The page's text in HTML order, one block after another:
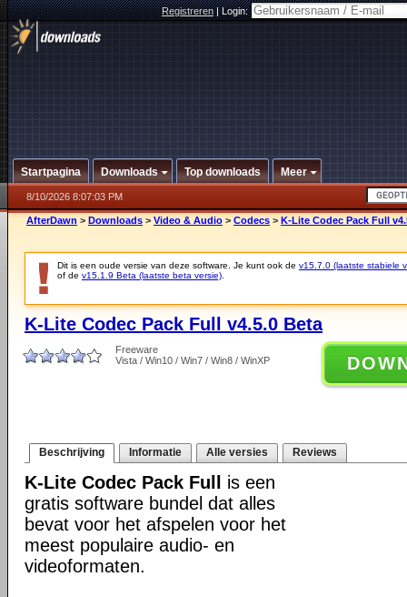
Registreren|Login:
Startpagina Downloads Top downloads Meer
8/10/2026 8:07:03 PM
AfterDawn > Downloads > Video & Audio > Codecs > K-Lite Codec Pack Full
Dit is een oude versie van deze software. Je kunt ook de v15.7.0 (laatste stabiele
of de v15.1.9 Beta (laatste beta versie)
K-Lite Codec Pack Full v4.5.0 Beta
Freeware
Vista / Win10 / Win7 / Win8 / WinXP
Beschrijving Informatie Alle versies Reviews
K-Lite Codec Pack Full
is een
gratis software bundel dat alles
bevat voor het afspelen voor het
meest populaire audio- en
videoformaten.